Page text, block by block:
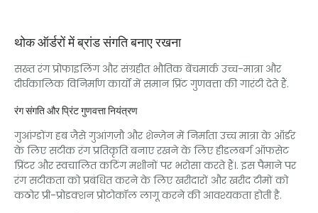
थोक ऑर्डरों में ब्रांड संगति बनाए रखना
सख्त रंग प्रोफाइलिंग और संग्रहीत भौतिक बेंचमार्क उच्च-मात्रा और
दीर्घकालिक विनिर्माण कार्यों में समान प्रिंट गुणवत्ता की गारंटी देते हैं.
रंग संगति और प्रिंट गुणवत्ता नियंत्रण
गुआंग्डोंग हब जैसे गुआंगज़ौ और शेन्ज़ेन में निर्माता उच्च मात्रा के ऑर्डर
के लिए सटीक रंग प्रतिकृति बनाए रखने के लिए हीडलबर्ग ऑफसेट
प्रिंटर और स्वचालित कटिंग मशीनों पर भरोसा करते हैं।. इस पैमाने पर
रंग सटीकता को प्रबंधित करने के लिए खरीदारों और खरीद टीमों को
कठोर प्री-प्रोडक्शन प्रोटोकॉल लागू करने की आवश्यकता होती है.